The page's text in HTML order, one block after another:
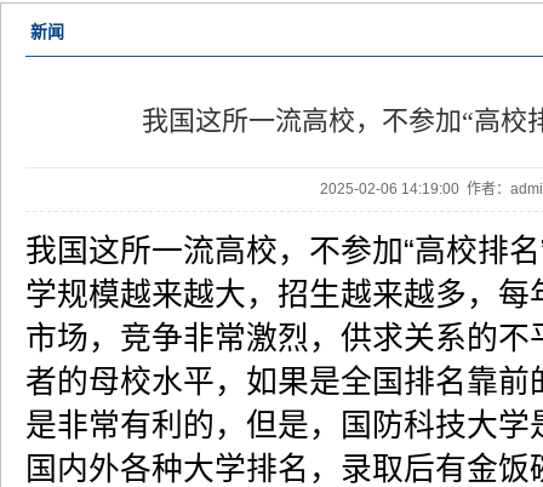
2026年博士后招聘计划
会公开招聘皮肤科主任、眼科
外优
新闻
我国这所一流高校，不参加“高校
2025-02-06 14:19:00 作者：
我国这所一流高校，不参加“高校排
学规模越来越大，招生越来越多，
市场，竞争非常激烈，供求关系的
者的母校水平，如果是全国排名靠
是非常有利的，但是，国防科技大
国内外各种大学排名，录取后有金